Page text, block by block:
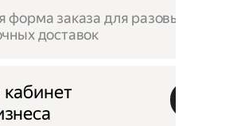
форма заказа для разовых
доставок